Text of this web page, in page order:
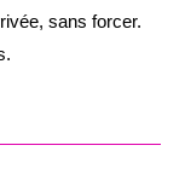
sans forcer.